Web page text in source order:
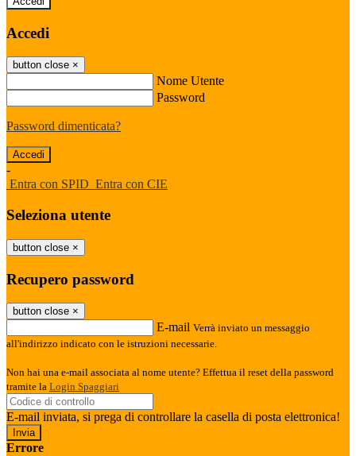
Accedi
button close ×
Nome Utente
Password
Password dimenticata?
-
Entra con SPID Entra con CIE
Seleziona utente
button close ×
Recupero password
button close ×
E-mail Verrà inviato un messaggio
all'indirizzo indicato con le istruzioni necessarie.
Non hai una e-mail associata al nome utente? Effettua il reset della password
tramite la Login Spaggiari
E-mail inviata, si prega di controllare la casella di posta elettronica!
Errore